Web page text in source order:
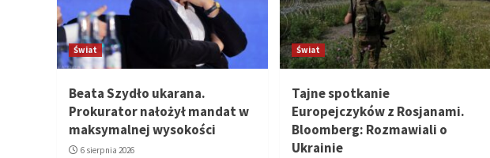
Świat
Beata Szydło ukarana.
Prokurator nałożył mandat w
maksymalnej wysokości
6 sierpnia 2026
Świat
Tajne spotkanie
Europejczyków z Rosjanami.
Bloomberg: Rozmawiali o
Ukrainie